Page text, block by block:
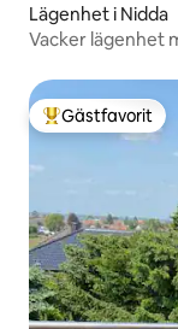
Lägenhet i Nidda
Vacker lägenhet
Populär
Gästfavorit